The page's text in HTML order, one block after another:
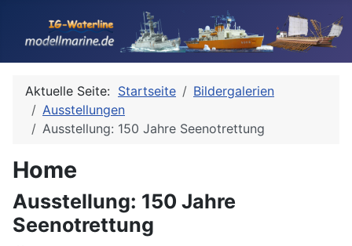
Aktuelle Seite: Startseite
Bildergalerien
Ausstellungen
Ausstellung: 150 Jahre Seenotrettung
Home
Ausstellung: 150 Jahre
Seenotrettung